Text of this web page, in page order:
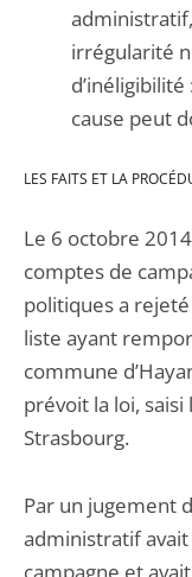
irrégularité
cause peut
LES FAITS ET LA
Le 6 octobre
comptes de
politiques a
liste ayant
commune
prévoit la loi,
Strasbourg.
Par un jugement
administratif